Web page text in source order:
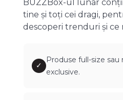
BUZZBox-ul lunar
tine și toți cei dragi,
descoperi trenduri și ce
✓
Produse full-size sau
exclusive.